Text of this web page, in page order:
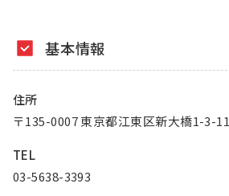
コンテンツ
お知らせ
基本情報
住所
〒135-0007 東京都江東区新大橋1-3-11
TEL
03-5638-3393